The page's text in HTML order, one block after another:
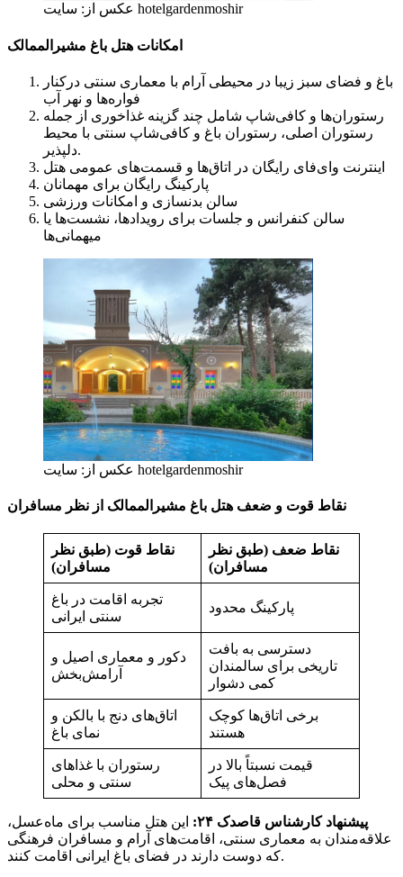
عکس از: سایت hotelgardenmoshir
امکانات هتل باغ مشیرالممالک
باغ و فضای سبز زیبا در محیطی آرام با معماری سنتی درکنار
فواره‌ها و نهر آب
رستوران‌ها و کافی‌شاپ شامل چند گزینه غذاخوری از جمله
رستوران اصلی، رستوران باغ و کافی‌شاپ سنتی با محیط
دلپذیر.
اینترنت وای‌فای رایگان در اتاق‌ها و قسمت‌های عمومی هتل
پارکینگ رایگان برای مهمانان
سالن بدنسازی و امکانات ورزشی
سالن کنفرانس و جلسات برای رویدادها، نشست‌ها یا
میهمانی‌ها
عکس از: سایت hotelgardenmoshir
نقاط قوت و ضعف هتل باغ مشیرالممالک از نظر مسافران
نقاط قوت (طبق نظر
مسافران)
نقاط ضعف (طبق نظر
مسافران)
تجربه اقامت در باغ
سنتی ایرانی
پارکینگ محدود
دکور و معماری اصیل و
آرامش‌بخش
دسترسی به بافت
تاریخی برای سالمندان
کمی دشوار
اتاق‌های دنج با بالکن و
نمای باغ
برخی اتاق‌ها کوچک
هستند
رستوران با غذاهای
سنتی و محلی
قیمت نسبتاً بالا در
فصل‌های پیک
پیشنهاد کارشناس قاصدک ۲۴:
این هتل مناسب برای ماه‌عسل،
علاقه‌مندان به معماری سنتی، اقامت‌های آرام و مسافران فرهنگی
که دوست دارند در فضای باغ ایرانی اقامت کنند.